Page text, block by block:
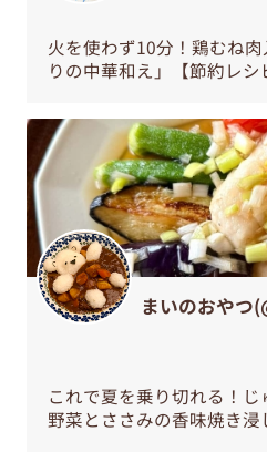
火を使わず10分！鶏むね
りの中華和え」【節約レシ
まいのおや
これで夏を乗り切れる！
野菜とささみの香味焼き浸